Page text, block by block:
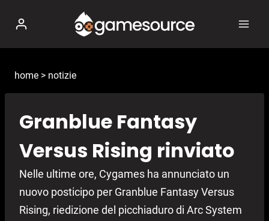
contenuto
home > notizie
Granblue Fantasy
Versus Rising rinviato
Nelle ultime ore, Cygames ha annunciato un
nuovo posticipo per Granblue Fantasy Versus
Rising, riedizione del picchiaduro di Arc System